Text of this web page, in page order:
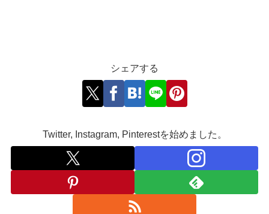
シェアする
Twitter, Instagram, Pinterestを始めました。